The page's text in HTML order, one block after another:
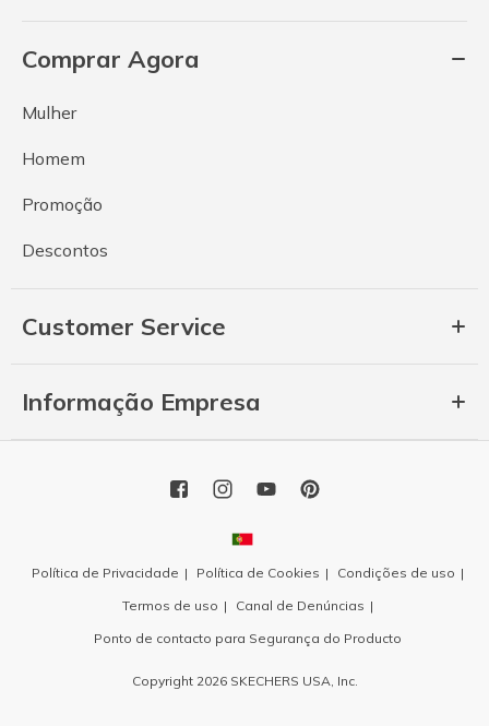
Comprar Agora
Mulher
Homem
Promoção
Descontos
Customer Service
Informação Empresa
Política de Privacidade Política de Cookies
Condições de uso
Termos de uso
Canal de Denúncias
Ponto de contacto para Segurança do Producto
Copyright 2026 SKECHERS USA, Inc.